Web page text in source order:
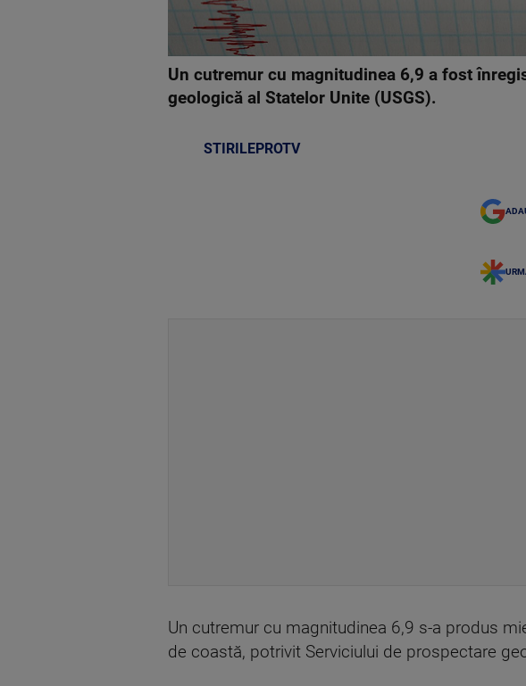
Un cutremur cu magnitudinea 6,9 a fost
geologică al Statelor Unite (USGS).
STIRILEPROTV
Un cutremur cu magnitudinea 6,9 s-a produs
de coastă, potrivit Serviciului de prospectare